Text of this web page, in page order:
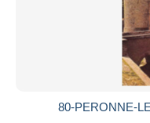
80-PERONNE-